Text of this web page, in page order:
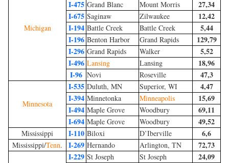
Michigan
I-475 Grand Blanc Mount Morris
27,34
I-675 Saginaw Zilwaukee
12,42
I-194 Battle Creek Battle Creek
5,44
I-196 Benton Harbor Grand Rapids
129,79
I-296 Grand Rapids Walker
5,52
I-496 Lansing Lansing
18,96
I-96 Novi Roseville 47,3
Minnesota
I-535 Duluth, MN Superior, WI
4,47
I-394 Minnetonka Minneapolis
15,69
I-494 Maple Grove Woodbury
69,11
I-694 Maple Grove Woodbury 49,52
Mississippi I-110 Biloxi D’Iberville 6,6
Mississippi/Tenn. I-269 Hernando Arlington, TN 72,73
I-229 St Joseph St Joseph
24,09